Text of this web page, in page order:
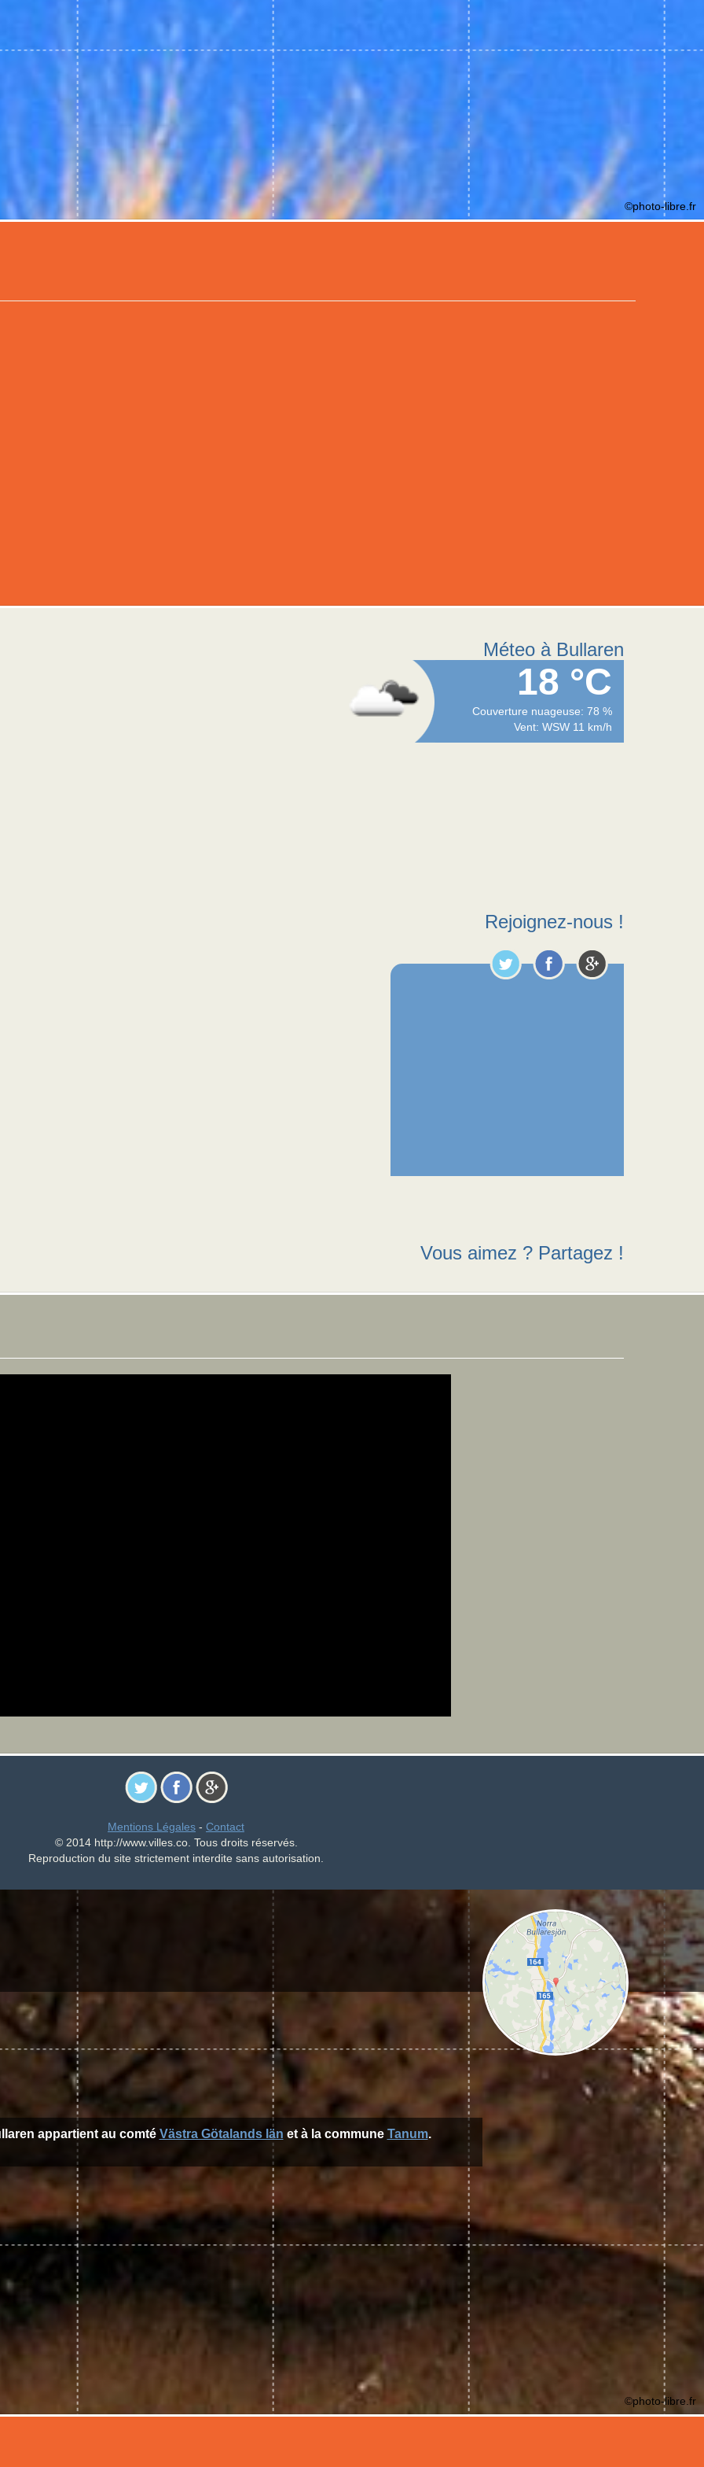
©photo-libre.fr
Méteo à Bullaren
18 °C
Couverture nuageuse: 78 %
Vent: WSW 11 km/h
Rejoignez-nous !
Vous aimez ? Partagez !
Mentions Légales - Contact
© 2014 http://www.villes.co. Tous droits réservés.
Reproduction du site strictement interdite sans autorisation.
appartient au comté Västra Götalands län et à la commune Tanum.
©photo-libre.fr